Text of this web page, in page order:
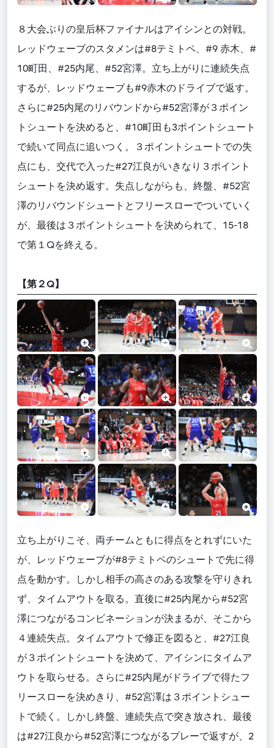
８大会ぶりの皇后杯ファイナルはアイシンとの対戦。
レッドウェーブのスタメンは#8テミトペ、#9 赤木、#
10町田、#25内尾、#52宮澤。立ち上がりに連続失点
するが、レッドウェーブも#9赤木のドライブで返す。
さらに#25内尾のリバウンドから#52宮澤が３ポイン
トシュートを決めると、#10町田も3ポイントシュート
で続いて同点に追いつく。３ポイントシュートでの失
点にも、交代で入った#27江良がいきなり３ポイント
シュートを決め返す。失点しながらも、終盤、#52宮
澤のリバウンドシュートとフリースローでついていく
が、最後は３ポイントシュートを決められて、15-18
で第１Qを終える。
【第２Q】
立ち上がりこそ、両チームともに得点をとれずにいた
が、レッドウェーブが#8テミトペのシュートで先に得
点を動かす。しかし相手の高さのある攻撃を守りきれ
ず、タイムアウトを取る。直後に#25内尾から#52宮
澤につながるコンビネーションが決まるが、そこから
４連続失点。タイムアウトで修正を図ると、#27江良
が３ポイントシュートを決めて、アイシンにタイムア
ウトを取らせる。さらに#25内尾がドライブで得たフ
リースローを決めきり、#52宮澤は３ポイントシュー
トで続く。しかし終盤、連続失点で突き放され、最後
は#27江良から#52宮澤につながるプレーで返すが、2